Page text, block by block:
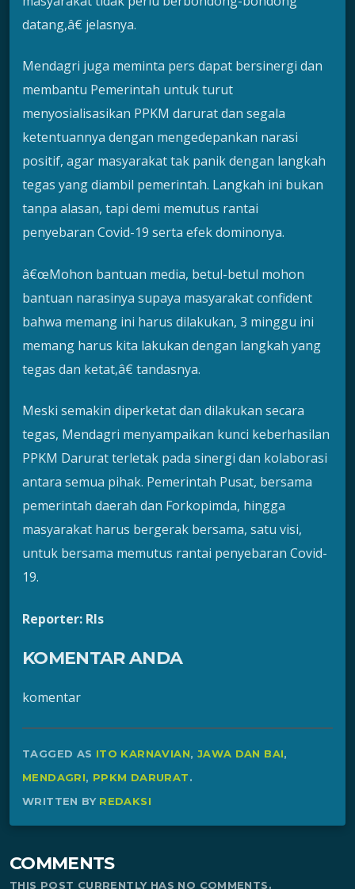
datang,â€ jelasnya.
Mendagri juga meminta pers dapat bersinergi dan
membantu Pemerintah untuk turut
menyosialisasikan PPKM darurat dan segala
ketentuannya dengan mengedepankan narasi
positif, agar masyarakat tak panik dengan langkah
tegas yang diambil pemerintah. Langkah ini bukan
tanpa alasan, tapi demi memutus rantai
penyebaran Covid-19 serta efek dominonya.
â€œMohon bantuan media, betul-betul mohon
bantuan narasinya supaya masyarakat confident
bahwa memang ini harus dilakukan, 3 minggu ini
memang harus kita lakukan dengan langkah yang
tegas dan ketat,â€ tandasnya.
Meski semakin diperketat dan dilakukan secara
tegas, Mendagri menyampaikan kunci keberhasilan
PPKM Darurat terletak pada sinergi dan kolaborasi
antara semua pihak. Pemerintah Pusat, bersama
pemerintah daerah dan Forkopimda, hingga
masyarakat harus bergerak bersama, satu visi,
untuk bersama memutus rantai penyebaran Covid-
19.
Reporter: Rls
KOMENTAR ANDA
komentar
TAGGED AS ITO KARNAVIAN, JAWA DAN BAI,
MENDAGRI, PPKM DARURAT.
WRITTEN BY REDAKSI
COMMENTS
THIS POST CURRENTLY HAS NO COMMENTS.